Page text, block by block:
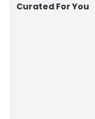
Curated For You